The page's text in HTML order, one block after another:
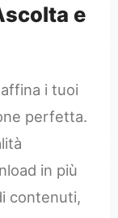
e
i tuoi
perfetta.
in più
contenuti,